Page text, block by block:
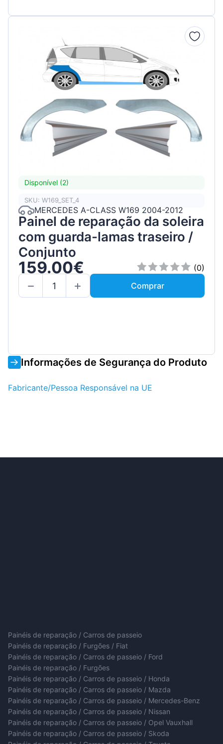
Disponível (2)
SKU: W169_SET_4
MERCEDES A-CLASS W169 2004-2012
Painel de reparação da soleira
com guarda-lamas traseiro /
Conjunto
159.00€
(0)
Comprar
Informações de Segurança do Produto
Fabricante/Pessoa Responsável na UE
Painéis de reparação / Carros de passeio
Painéis de reparação / Furgões / Fiat
Painéis de reparação / Carros de passeio / Ford
Painéis de reparação / Furgões
Painéis de reparação / Carros de passeio / Honda
Painéis de reparação / Carros de passeio / Mazda
Painéis de reparação / Carros de passeio / Mercedes-Benz
Painéis de reparação / Carros de passeio / Nissan
Painéis de reparação / Carros de passeio / Opel Vauxhall
Painéis de reparação / Carros de passeio / Skoda